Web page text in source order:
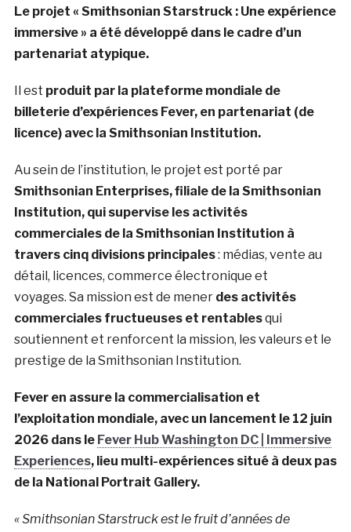
Le projet « Smithsonian Starstruck : Une expérience
immersive » a été développé dans le cadre d’un
partenariat atypique.
Il est produit par la plateforme mondiale de
billeterie d’expériences Fever, en partenariat (de
licence) avec la Smithsonian Institution.
Au sein de l’institution, le projet est porté par
Smithsonian Enterprises, filiale de la Smithsonian
Institution, qui supervise les activités
commerciales de la Smithsonian Institution à
travers cinq divisions principales: médias, vente au
détail, licences, commerce électronique et
voyages. Sa mission est de mener des activités
commerciales fructueuses et rentablesqui
soutiennent et renforcent la mission, les valeurs et le
prestige de la Smithsonian Institution.
Fever en assure la commercialisation et
l’exploitation mondiale, avec un lancement le 12 juin
2026 dans le Fever Hub Washington DC | Immersive
Experiences, lieu multi-expériences situé à deux pas
de la National Portrait Gallery.
« Smithsonian Starstruck est le fruit d’années de